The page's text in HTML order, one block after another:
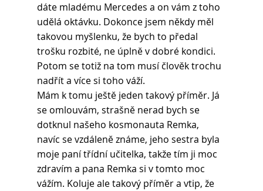
dáte mladému Mercedes a on vám z toho
udělá oktávku. Dokonce jsem někdy měl
takovou myšlenku, že bych to předal
trošku rozbité, ne úplně v dobré kondici.
Potom se totiž na tom musí člověk trochu
nadřít a více si toho váží.
Mám k tomu ještě jeden takový příměr. Já
se omlouvám, strašně nerad bych se
dotknul našeho kosmonauta Remka,
navíc se vzdáleně známe, jeho sestra byla
moje paní třídní učitelka, takže tím ji moc
zdravím a pana Remka si v tomto moc
vážím. Koluje ale takový příměr a vtip, že